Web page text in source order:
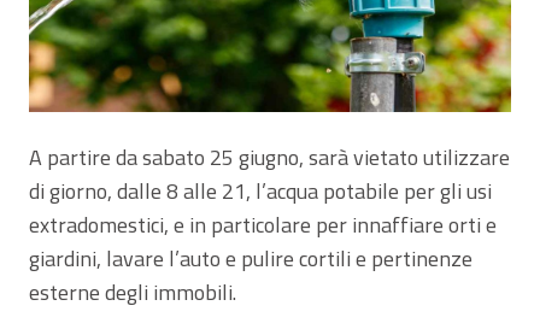
A partire da sabato 25 giugno, sarà vietato utilizzare
di giorno, dalle 8 alle 21, l’acqua potabile per gli usi
extradomestici, e in particolare per innaffiare orti e
giardini, lavare l’auto e pulire cortili e pertinenze
esterne degli immobili.